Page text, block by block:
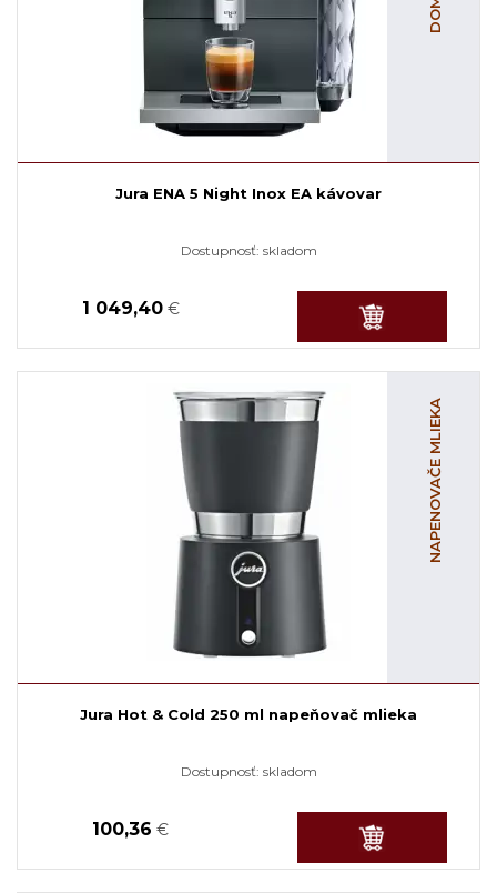
Jura ENA 5 Night Inox EA kávovar
Dostupnosť: skladom
1 049,40 €
NAPENOVAČE MLIEKA
Jura Hot & Cold 250 ml napeňovač mlieka
Dostupnosť: skladom
100,36 €